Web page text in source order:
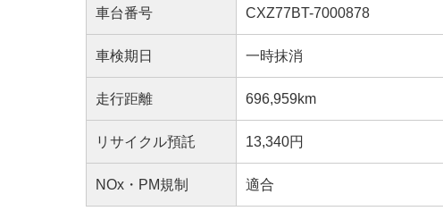
車台番号 CXZ77BT-7000878
車検期日 一時抹消
走行距離 696,959km
リサイクル預託 13,340円
NOx・PM規制 適合